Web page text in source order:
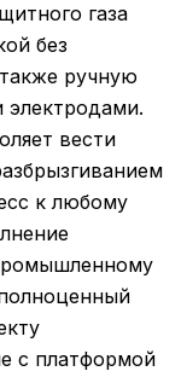
газа
без
ручную
вести
к любому
с платформой